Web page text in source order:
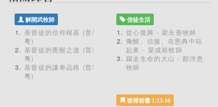
解開武牧師
基督徒的信仰根基 (普/
粵)
基督徒的覺醒之道 (普/
粵)
基督徒的謙卑品格 (普/
粵)
信徒生活
從心復興 - 梁永善牧師
儆醒、信服、在恩典中站
起來 - 梁成裕牧師
踢走生命的大山 - 顏沛恩
牧師
彼得前書 1:13-16